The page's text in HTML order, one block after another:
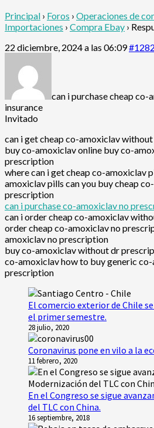
Principal › Foros › Operaciones de
Importaciones › Compra Ebay ›
22 diciembre, 2024 a las 06:09
can i purchase cheap
insurance
Invitado
can i get cheap co-amoxiclav
buy co-amoxiclav online buy co-
prescription
where can i get cheap co-amoxiclav
amoxiclav pills can you buy cheap
prescription
can i purchase co-amoxiclav no
can i order cheap co-amoxiclav
order cheap co-amoxiclav no
amoxiclav no prescription
buy co-amoxiclav without dr
co-amoxiclav how to buy generic
prescription
El comercio exterior de Chile
el primer semestre.
28 julio, 2020
Coronavirus pone en vilo a la
11 febrero, 2020
En el Congreso se sigue
del TLC con China.
16 septiembre, 2018